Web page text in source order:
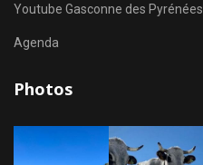
Youtube Gasconne des Pyrénées
Agenda
Photos